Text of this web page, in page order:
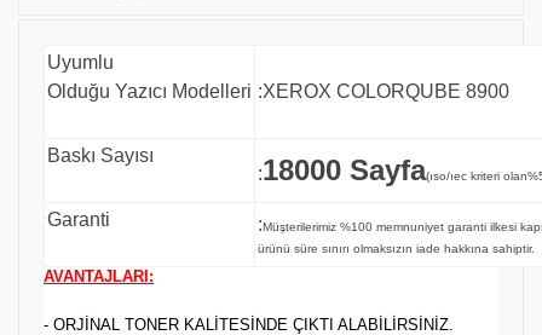
Uyumlu
Olduğu Yazıcı Modelleri :XEROX COLORQUBE 8900
Baskı Sayısı
:18000 Sayfa(ıso/ıec kriteri
Garanti :Müşterilerimiz %100 memnuniyet garanti ilkesi
ürünü süre sınırı olmaksızın iade hakkına sahiptir.
AVANTAJLARI:
- ORJİNAL TONER KALİTESİNDE ÇIKTI ALABİLİRSİNİZ.